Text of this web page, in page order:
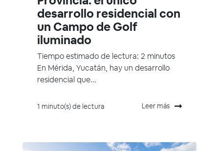
desarrollo residencial con
un Campo de Golf
iluminado
Tiempo estimado de lectura: 2 minutos
En Mérida, Yucatán, hay un desarrollo
residencial que...
1 minuto(s) de lectura Leer más